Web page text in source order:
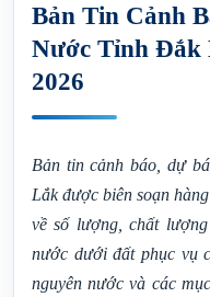
Bản Tin Cảnh
Nước Tỉnh Đắk
2026
Bản tin cảnh báo, dự
Lắk được biên soạn
về số lượng, chất
nước dưới đất phục vụ
nguyên nước và các